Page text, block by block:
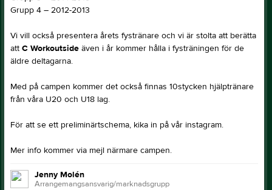
Grupp 4 – 2012-2013
Vi vill också presentera årets fystränare och vi är stolta att berätta
att C Workoutside även i år kommer hålla i fysträningen för de
äldre deltagarna.
Med på campen kommer det också finnas 10stycken hjälptränare
från våra U20 och U18 lag.
För att se ett preliminärtschema, kika in på vår instagram.
Mer info kommer via mejl närmare campen.
Jenny Molén
Arrangemangsansvarig/marknadsgrupp